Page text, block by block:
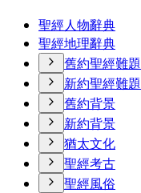
聖經人物辭典
聖經地理辭典
舊約聖經難題
新約聖經難題
舊約背景
新約背景
猶太文化
聖經考古
聖經風俗